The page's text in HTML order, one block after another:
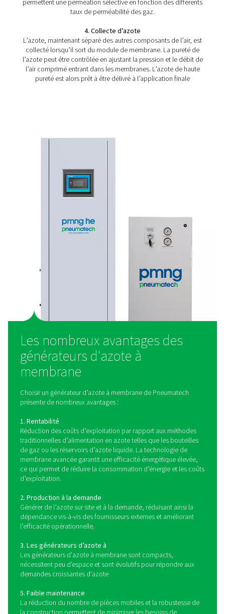
Le principe de fonctionnement d’un générateur
membrane implique l’utilisation de membranes en
composées de polymères qui permettent une
sélective. Lorsque l’air comprimé traverse ces
l’oxygène, le dioxyde de carbone et la vapeur d’eau
travers les parois de la membrane, tandis que l’azote
Le processus commence par la compression de l’air
l’aide d’un compresseur d’air. La compression de l’air
la pression, ce qui est essentiel pour le processus de
qui est la matière première pour la production
2. Traitement de l’air
membrane, il doit être traité pour éliminer les
implique de filtrer l’air pour éliminer l’huile, l’eau, et les
qui pourraient endommager les membranes ou
efficacité. L’étape de traitement de l’air comprend
filtres à coalescence, des filtres à charbon actif, et des
d’air pour s’assurer que l’air est propre et sec.
3. Séparation par membrane
L’air comprimé traité passe ensuite à travers le
membrane, qui contient des milliers de membranes
permettent une perméation sélective en fonction des
taux de perméabilité des gaz.
4. Collecte d’azote
L’azote, maintenant séparé des autres composants de
collecté lorsqu’il sort du module de membrane. La
l’azote peut être contrôlée en ajustant la pression et
l’air comprimé entrant dans les membranes. L’azote
pureté est alors prêt à être délivré à l’application